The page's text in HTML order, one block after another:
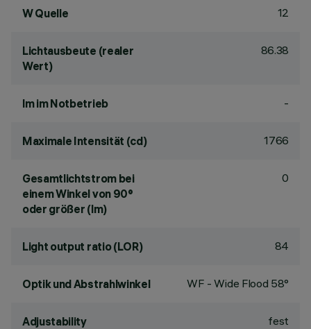
W Quelle 12
Lichtausbeute (realer
Wert)
86.38
lm im Notbetrieb -
Maximale Intensität (cd) 1766
Gesamtlichtstrom bei
einem Winkel von 90°
oder größer (lm)
0
Light output ratio (LOR) 84
Optik und Abstrahlwinkel WF - Wide Flood 58°
Adjustability fest